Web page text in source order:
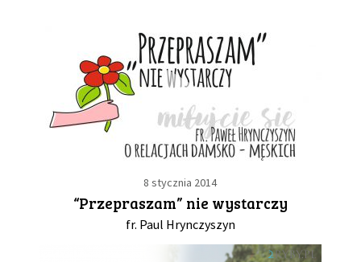
8 stycznia 2014
“Przepraszam” nie wystarczy
fr. Paul Hrynczyszyn